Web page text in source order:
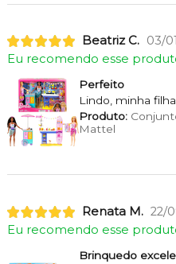
Beatriz C. 03/
Eu recomendo esse
Perfeito
Lindo, minha
Produto:
Mattel
Renata M. 22/
Eu recomendo esse
Brinquedo